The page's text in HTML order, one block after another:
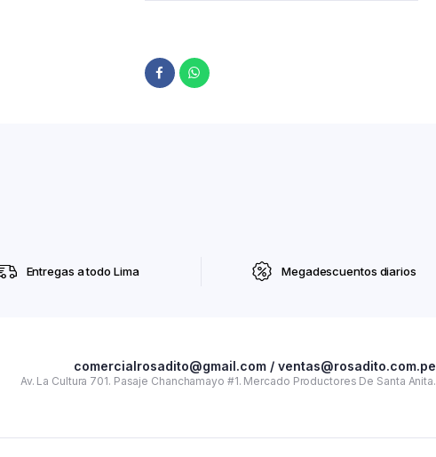
Entregas a todo Lima Megadescuentos diarios
comercialrosadito@gmail.com / ventas@rosadito.com.pe
Av. La Cultura 701. Pasaje Chanchamayo #1. Mercado Productores De Santa Anita.